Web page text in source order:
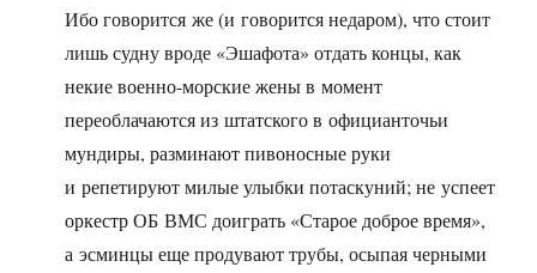
Ибо говорится же (и говорится недаром), что стоит
лишь судну вроде «Эшафота» отдать концы, как
некие военно-морские жены в момент
переоблачаются из штатского в официанточьи
мундиры, разминают пивоносные руки
и репетируют милые улыбки потаскуний; не успеет
оркестр ОБ ВМС доиграть «Старое доброе время»,
а эсминцы еще продувают трубы, осыпая черными